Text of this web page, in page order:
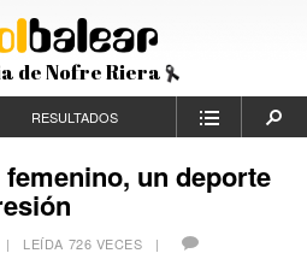
de Nofre Riera
RESULTADOS
un deporte
| LEÍDA 726 VECES |